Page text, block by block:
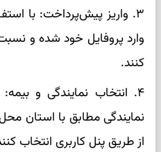
۳. واریز پیش‌پرداخت: با
وارد پروفایل خود شده و
کنند.
۴. انتخاب نمایندگی و
نمایندگی مطابق با استان
از طریق پنل کاربری انتخاب